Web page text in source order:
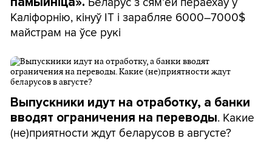
Каліфорнію, кінуў IT і зарабляе 6000–7000$
майстрам на ўсе рукі
Выпускники идут на отработку, а банки
вводят ограничения на переводы. Какие
(не)приятности ждут беларусов в августе?